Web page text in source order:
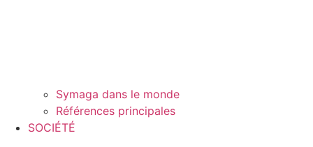
Symaga dans le monde
Références principales
SOCIÉTÉ